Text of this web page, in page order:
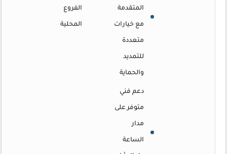
المتقدمة
مع خيارات
متعددة
للتمديد
والحماية
دعم فني
متوفر على
مدار
الساعة
الفروع
المحلية